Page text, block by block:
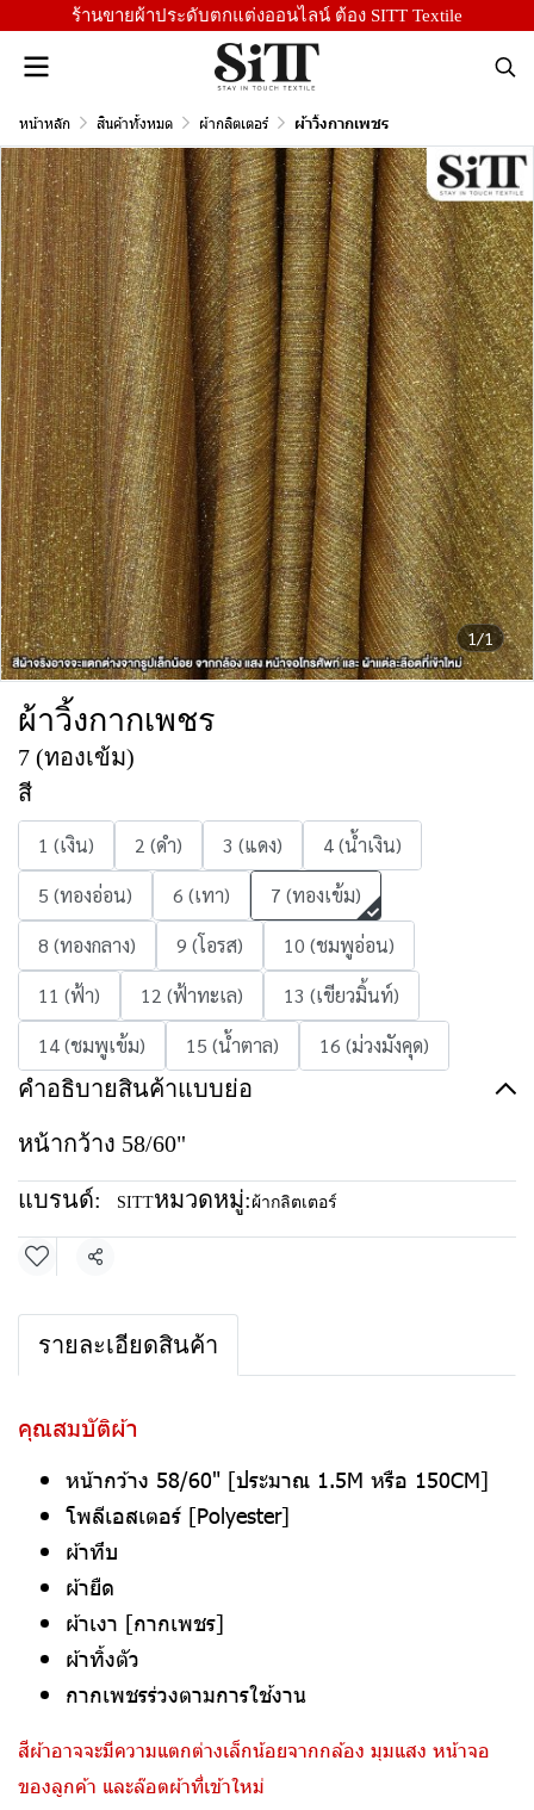
ร้านขายผ้าประดับตกแต่งออนไลน์ ต้อง SITT Textile
หน้าหลัก สินค้าทั้งหมด ผ้ากลิตเตอร์ ผ้าวิ้งกากเพชร
1/1
ผ้าวิ้งกากเพชร
7 (ทองเข้ม)
สี
1 (เงิน) 2 (ดำ) 3 (แดง)
4 (น้ำเงิน)
5 (ทองอ่อน)
6 (เทา)
7 (ทองเข้ม)
8 (ทองกลาง)
9 (โอรส)
10 (ชมพูอ่อน)
11 (ฟ้า)
12 (ฟ้าทะเล)
13 (เขียวมิ้นท์)
14 (ชมพูเข้ม)
15 (น้ำตาล) 16 (ม่วงมังคุด)
คำอธิบายสินค้าแบบย่อ
หน้ากว้าง 58/60"
แบรนด์: SITTหมวดหมู่: ผ้ากลิตเตอร์
แชร์
รายละเอียดสินค้า
คุณสมบัติผ้า
หน้ากว้าง 58/60" [ประมาณ 1.5M หรือ 150CM]
โพลีเอสเตอร์ [Polyester]
ผ้าทึบ
ผ้ายืด
ผ้าเงา [กากเพชร]
ผ้าทิ้งตัว
กากเพชรร่วงตามการใช้งาน
สีผ้าอาจจะมีความแตกต่างเล็กน้อยจากกล้อง มุมแสง หน้าจอ
ของลูกค้า และล๊อตผ้าที่เข้าใหม่